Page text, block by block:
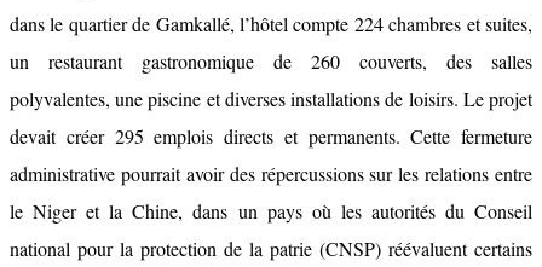
dans le quartier de Gamkallé, l’hôtel compte 224 chambres et suites,
un restaurant gastronomique de 260 couverts, des salles
polyvalentes, une piscine et diverses installations de loisirs. Le projet
devait créer 295 emplois directs et permanents. Cette fermeture
administrative pourrait avoir des répercussions sur les relations entre
le Niger et la Chine, dans un pays où les autorités du Conseil
national pour la protection de la patrie (CNSP) réévaluent certains